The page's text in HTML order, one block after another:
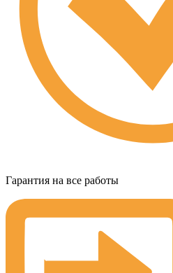
Гарантия на все работы